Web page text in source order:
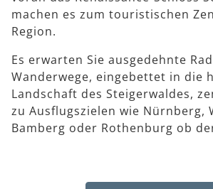
machen es zum touristischen
Region.
Es erwarten Sie ausgedehnte
Wanderwege, eingebettet in die
Landschaft des Steigerwaldes,
zu Ausflugszielen wie Nürnberg,
Bamberg oder Rothenburg ob